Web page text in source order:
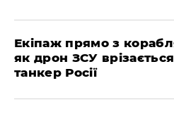
Екіпаж прямо з
як дрон ЗСУ
танкер Росії